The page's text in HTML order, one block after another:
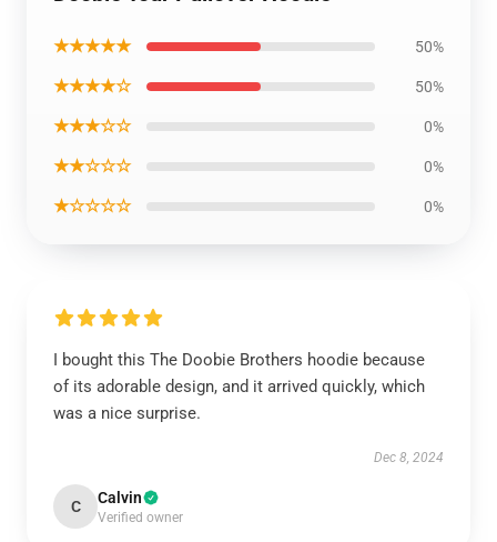
★★★★★ 50%
★★★★☆ 50%
★★★☆☆ 0%
★★☆☆☆ 0%
★☆☆☆☆ 0%
I bought this The Doobie Brothers hoodie because
of its adorable design, and it arrived quickly, which
was a nice surprise.
Dec 8, 2024
C Calvin
Verified owner